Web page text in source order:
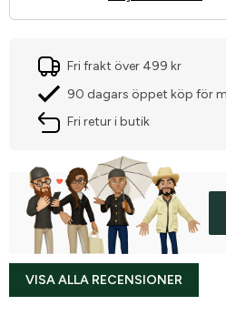
Fri frakt över 499 kr
90 dagars öppet köp för
Fri retur i butik
VISA ALLA RECENSIONER